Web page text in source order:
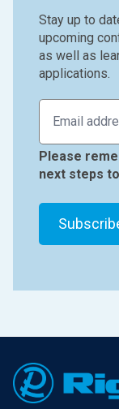
Stay up to
upcoming
as well as
applications.
Please
next steps